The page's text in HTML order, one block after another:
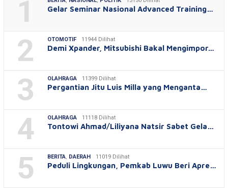
1 Gelar Seminar Nasional Advanced Training…
2 OTOMOTIF 11944 Dilihat
Demi Xpander, Mitsubishi Bakal Mengimpor…
3 OLAHRAGA 11399 Dilihat
Pergantian Jitu Luis Milla yang Menganta…
4 OLAHRAGA 11118 Dilihat
Tontowi Ahmad/Liliyana Natsir Sabet Gela…
5 BERITA, DAERAH 11019 Dilihat
Peduli Lingkungan, Pemkab Luwu Beri Apre…